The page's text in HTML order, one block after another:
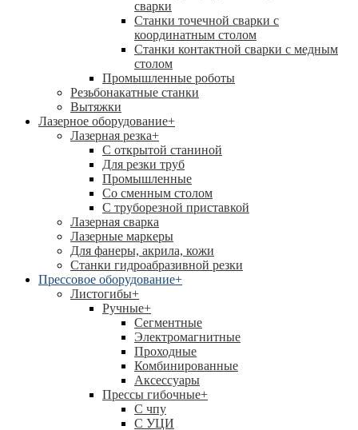
сварки
Станки точечной сварки с
координатным столом
Станки контактной сварки с медным
столом
Промышленные роботы
Резьбонакатные станки
Вытяжки
Лазерное оборудование+
Лазерная резка+
С открытой станиной
Для резки труб
Промышленные
Со сменным столом
С труборезной приставкой
Лазерная сварка
Лазерные маркеры
Для фанеры, акрила, кожи
Станки гидроабразивной резки
Прессовое оборудование+
Листогибы+
Ручные+
Сегментные
Электромагнитные
Проходные
Комбинированные
Аксессуары
Прессы гибочные+
C чпу
С УЦИ